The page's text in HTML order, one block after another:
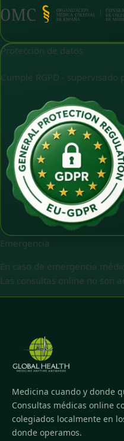
Protección de datos
Cumple RGPD - supervisado
Emergencia
En caso de emergencia
Las consultas online no son
Medicina cuando y donde
Consultas médicas online
colegiados localmente en
donde operamos.